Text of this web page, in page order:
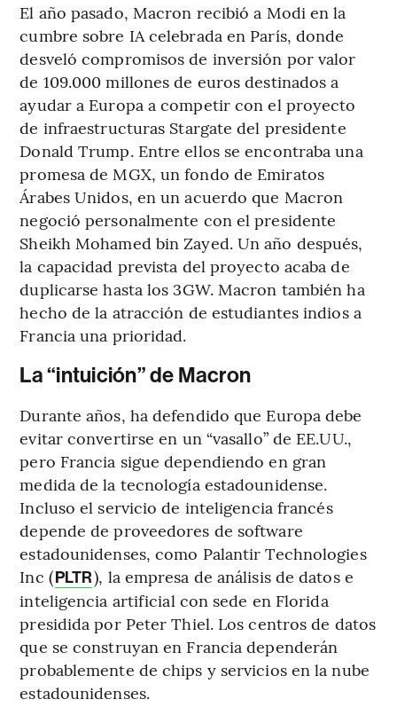
El año pasado, Macron recibió a Modi en la
cumbre sobre IA celebrada en París, donde
desveló compromisos de inversión por valor
de 109.000 millones de euros destinados a
ayudar a Europa a competir con el proyecto
de infraestructuras Stargate del presidente
Donald Trump. Entre ellos se encontraba una
promesa de MGX, un fondo de Emiratos
Árabes Unidos, en un acuerdo que Macron
negoció personalmente con el presidente
Sheikh Mohamed bin Zayed. Un año después,
la capacidad prevista del proyecto acaba de
duplicarse hasta los 3GW. Macron también ha
hecho de la atracción de estudiantes indios a
Francia una prioridad.
La “intuición” de Macron
Durante años, ha defendido que Europa debe
evitar convertirse en un “vasallo” de EE.UU.,
pero Francia sigue dependiendo en gran
medida de la tecnología estadounidense.
Incluso el servicio de inteligencia francés
depende de proveedores de software
estadounidenses, como Palantir Technologies
Inc (PLTR), la empresa de análisis de datos e
inteligencia artificial con sede en Florida
presidida por Peter Thiel. Los centros de datos
que se construyan en Francia dependerán
probablemente de chips y servicios en la nube
estadounidenses.